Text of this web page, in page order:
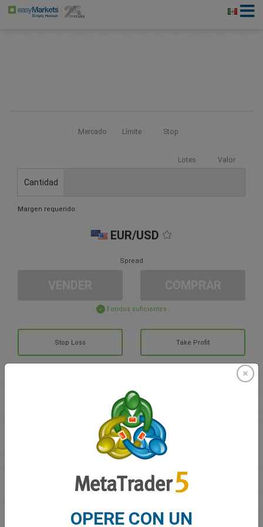
Mercado Límite Stop
Lotes Valor
Cantidad
Margen requerido:
EUR/USD
Spread
Fondos suficientes
Stop Loss Take Profit
Cree una cuenta de trading
OPERE CON UN